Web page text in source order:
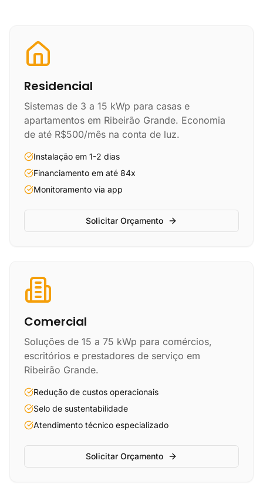
Residencial
Sistemas de 3 a 15 kWp para casas e
apartamentos em Ribeirão Grande. Economia
de até R$500/mês na conta de luz.
Instalação em 1-2 dias
Financiamento em até 84x
Monitoramento via app
Solicitar Orçamento
Comercial
Soluções de 15 a 75 kWp para comércios,
escritórios e prestadores de serviço em
Ribeirão Grande.
Redução de custos operacionais
Selo de sustentabilidade
Atendimento técnico especializado
Solicitar Orçamento